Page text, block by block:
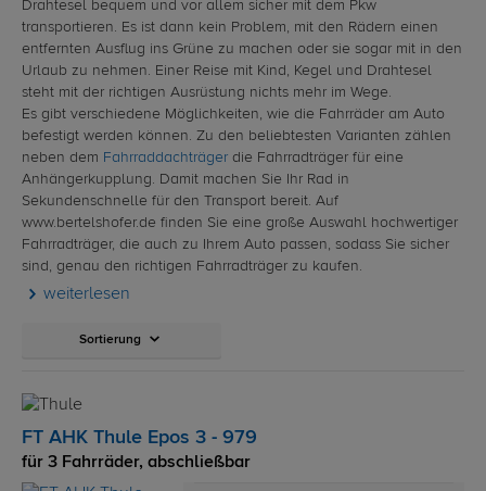
Drahtesel bequem und vor allem sicher mit dem Pkw
transportieren. Es ist dann kein Problem, mit den Rädern einen
entfernten Ausflug ins Grüne zu machen oder sie sogar mit in den
Urlaub zu nehmen. Einer Reise mit Kind, Kegel und Drahtesel
steht mit der richtigen Ausrüstung nichts mehr im Wege.
Es gibt verschiedene Möglichkeiten, wie die Fahrräder am Auto
befestigt werden können. Zu den beliebtesten Varianten zählen
neben dem Fahrraddachträger die Fahrradträger für eine
Anhängerkupplung. Damit machen Sie Ihr Rad in
Sekundenschnelle für den Transport bereit. Auf
www.bertelshofer.de finden Sie eine große Auswahl hochwertiger
Fahrradträger, die auch zu Ihrem Auto passen, sodass Sie sicher
sind, genau den richtigen Fahrradträger zu kaufen.
weiterlesen
Sortierung
FT AHK Thule Epos 3 - 979
für 3 Fahrräder, abschließbar